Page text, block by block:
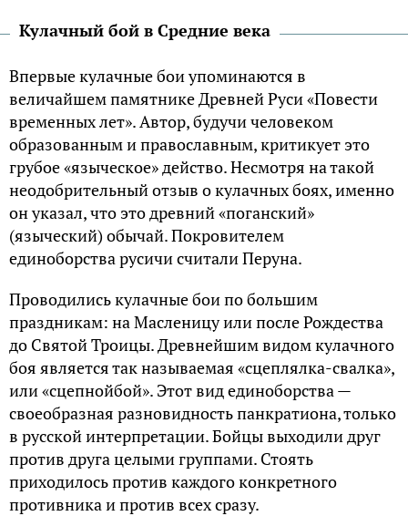
Кулачный бой в Средние века
Впервые кулачные бои упоминаются в
величайшем памятнике Древней Руси «Повести
временных лет». Автор, будучи человеком
образованным и православным, критикует это
грубое «языческое» действо. Несмотря на такой
неодобрительный отзыв о кулачных боях, именно
он указал, что это древний «поганский»
(языческий) обычай. Покровителем
единоборства русичисчитали Перуна.
Проводились кулачные бои по большим
праздникам: на Масленицу или после Рождества
до Святой Троицы. Древнейшим видом кулачного
боя является так называемая «сцеплялка-свалка»,
или «сцепнойбой». Этот вид единоборства —
своеобразная разновидностьпанкратиона, только
в русской интерпретации. Бойцы выходили друг
против друга целыми группами. Стоять
приходилось против каждого конкретного
противника и против всех сразу.